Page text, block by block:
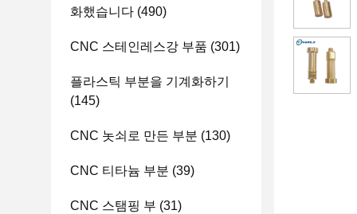
화했습니다 (490)
CNC 스테인레스강 부품 (301)
플라스틱 부분을 기계화하기
(145)
CNC 놋쇠로 만든 부분 (130)
CNC 티타늄 부분 (39)
CNC 스탬핑 부 (31)